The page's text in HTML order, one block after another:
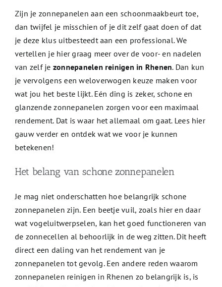
Zijn je zonnepanelen aan een schoonmaakbeurt toe,
dan twijfel je misschien of je dit zelf gaat doen of dat
je deze klus uitbesteedt aan een professional. We
vertellen je hier graag meer over de voor- en nadelen
van zelf je zonnepanelen reinigen in Rhenen. Dan kun
je vervolgens een weloverwogen keuze maken voor
wat jou het beste lijkt. Eén ding is zeker, schone en
glanzende zonnepanelen zorgen voor een maximaal
rendement. Dat is waar het allemaal om gaat. Lees hier
gauw verder en ontdek wat we voor je kunnen
betekenen!
Het belang van schone zonnepanelen
Je mag niet onderschatten hoe belangrijk schone
zonnepanelen zijn. Een beetje vuil, zoals hier en daar
wat vogeluitwerpselen, kan het goed functioneren van
de zonnecellen al behoorlijk in de weg zitten. Dit heeft
direct een daling van het rendement van je
zonnepanelen tot gevolg. Een andere reden waarom
zonnepanelen reinigen in Rhenen zo belangrijk is, is